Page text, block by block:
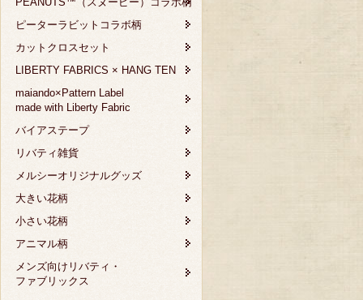
ピーターラビットコラボ柄
カットクロスセット
LIBERTY FABRICS × HANG TEN
maiando×Pattern Label
made with Liberty Fabric
バイアステープ
リバティ雑貨
メルシーオリジナルグッズ
大きい花柄
小さい花柄
アニマル柄
メンズ向けリバティ・
ファブリックス